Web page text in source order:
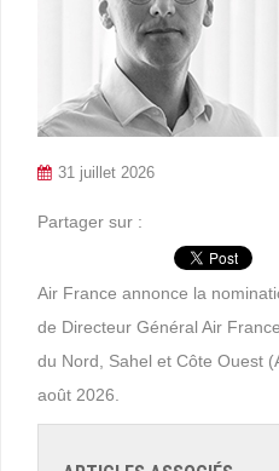
31 juillet 2026
Partager sur :
Air France annonce la
de Directeur Général Air
du Nord, Sahel et Côte Ouest
août 2026.